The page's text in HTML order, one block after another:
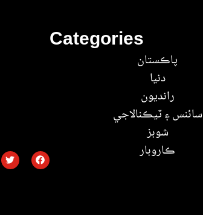
Categories
پاڪستان
دنيا
رانديون
سائنس ۽ ٽيڪنالاجي
شوبز
ڪاروبار